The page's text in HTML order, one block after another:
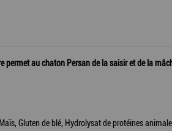
au chaton Persan de la saisir et de la
Gluten de blé, Hydrolysat de protéines